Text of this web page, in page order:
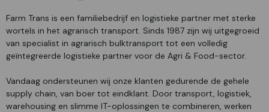
Farm Trans is een familiebedrijf en logistieke partner met sterke
wortels in het agrarisch transport. Sinds 1987 zijn wij uitgegroeid
van specialist in agrarisch bulktransport tot een volledig
geïntegreerde logistieke partner voor de Agri & Food-sector.
Vandaag ondersteunen wij onze klanten gedurende de gehele
supply chain, van boer tot eindklant. Door transport, logistiek,
warehousing en slimme IT-oplossingen te combineren, werken